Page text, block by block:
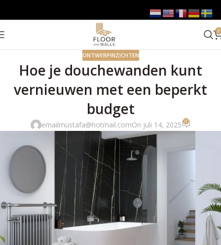
0
ONTWERPINZICHTEN
Hoe je douchewanden kunt
vernieuwen met een beperkt
budget
emailmustafa@hotmail.comOn juli 14, 2025 0